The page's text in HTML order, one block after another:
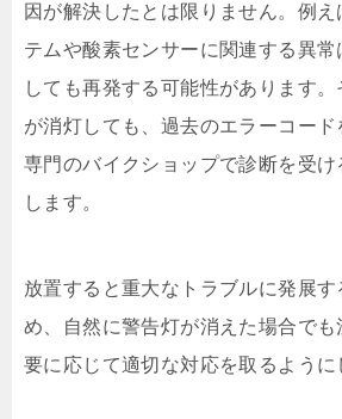
因が解決したとは限りません。例え
テムや酸素センサーに関連する異
しても再発する可能性があります
が消灯しても、過去のエラーコード
専門のバイクショップで診断を受け
します。
放置すると重大なトラブルに発展す
め、自然に警告灯が消えた場合で
要に応じて適切な対応を取るように